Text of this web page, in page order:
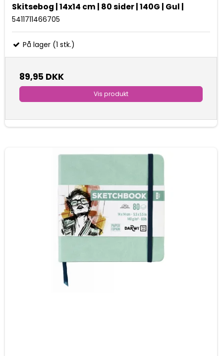
Skitsebog | 14x14 cm | 80 sider | 140G | Gul |
5411711466705
På lager (1 stk.)
89,95 DKK
Vis produkt